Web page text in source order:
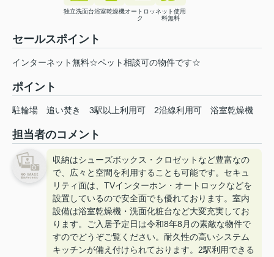
独立洗面台浴室乾燥機オートロッ
ク
ネット使用
料無料
セールスポイント
インターネット無料☆ペット相談可の物件です☆
ポイント
駐輪場 追い焚き 3駅以上利用可 2沿線利用可 浴室乾燥機
担当者のコメント
収納はシューズボックス・クロゼットなど豊富なの
で、広々と空間を利用することも可能です。セキュ
リティ面は、TVインターホン・オートロックなどを
設置しているので安全面でも優れております。室内
設備は浴室乾燥機・洗面化粧台など大変充実してお
ります。ご入居予定日は令和8年8月の素敵な物件で
すのでどうぞご覧ください。耐久性の高いシステム
キッチンが備え付けられております。2駅利用できる